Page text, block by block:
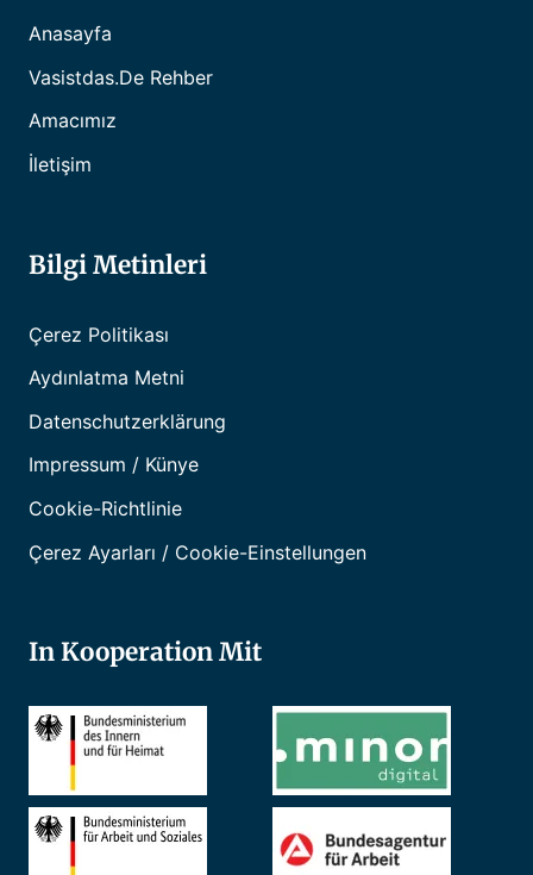
Anasayfa
Vasistdas.de Rehber
Amacımız
İletişim
Bilgi Metinleri
Çerez Politikası
Aydınlatma Metni
Datenschutzerklärung
Impressum / Künye
Cookie-Richtlinie
Çerez Ayarları / Cookie-Einstellungen
In Kooperation Mit